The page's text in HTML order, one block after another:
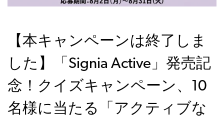
【本キャンペーンは終了しま
した】「Signia Active」発売記
念！クイズキャンペーン、10
名様に当たる「アクティブな